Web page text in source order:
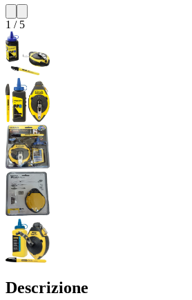
1 / 5
Descrizione